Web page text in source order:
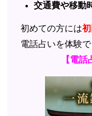
交通費や移動
初めての方には
電話占いを体験で
【電話